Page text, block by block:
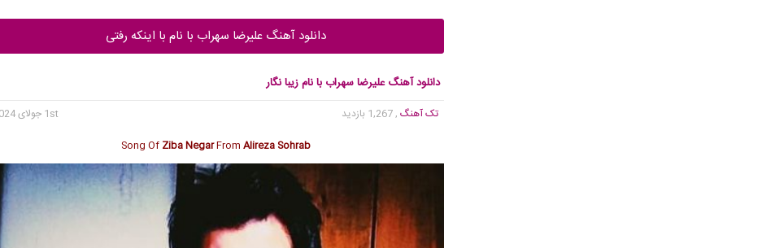
دانلود آهنگ علیرضا سهراب با نام با اینکه رفتی
دانلود آهنگ علیرضا سهراب با نام زیبا نگار
تک آهنگ, 1,267 بازدید
1st جولای 2024
Song Of Ziba NegarFrom Alireza Sohrab